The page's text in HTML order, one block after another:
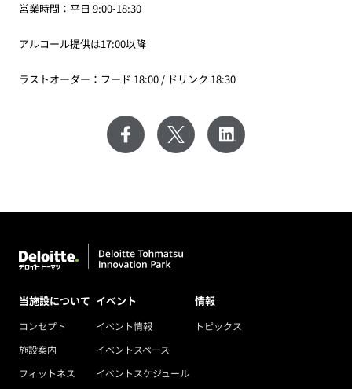
営業時間：平日 9:00-18:30
アルコール提供は17:00以降
ラストオーダー：フード 18:00 / ドリンク 18:30
当施設について
コンセプト
施設案内
フィットネス
イベント
イベント情報
イベントスペース
イベントスケジュール
情報
トピックス